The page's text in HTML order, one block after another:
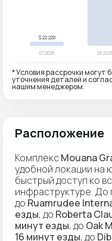
* Условия рассрочки могут
уточнения деталей и
нашим менеджером.
Расположение
КомплексMouana
удобной локации на
быстрый доступ ко
инфраструктуре. До
до Ruamrudee
езды, до Roberta
минут езды, до Oak
16 минут езды, до